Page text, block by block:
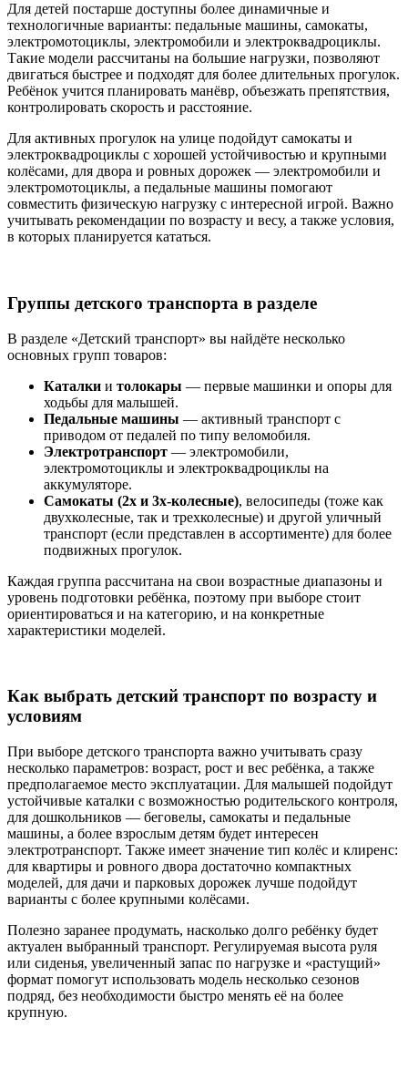
Для детей постарше доступны более динамичные и
технологичные варианты: педальные машины, самокаты,
электромотоциклы, электромобили и электроквадроциклы.
Такие модели рассчитаны на большие нагрузки, позволяют
двигаться быстрее и подходят для более длительных прогулок.
Ребёнок учится планировать манёвр, объезжать препятствия,
контролировать скорость и расстояние.
Для активных прогулок на улице подойдут самокаты и
электроквадроциклы с хорошей устойчивостью и крупными
колёсами, для двора и ровных дорожек — электромобили и
электромотоциклы, а педальные машины помогают
совместить физическую нагрузку с интересной игрой. Важно
учитывать рекомендации по возрасту и весу, а также условия,
в которых планируется кататься.
Группы детского транспорта в разделе
В разделе «Детский транспорт» вы найдёте несколько
основных групп товаров:
Каталки и толокары — первые машинки и опоры для
ходьбы для малышей.
Педальные машины — активный транспорт с
приводом от педалей по типу веломобиля.
Электротранспорт — электромобили,
электромотоциклы и электроквадроциклы на
аккумуляторе.
Самокаты (2х и 3х-колесные), велосипеды (тоже как
двухколесные, так и трехколесные) и другой уличный
транспорт (если представлен в ассортименте) для более
подвижных прогулок.
Каждая группа рассчитана на свои возрастные диапазоны и
уровень подготовки ребёнка, поэтому при выборе стоит
ориентироваться и на категорию, и на конкретные
характеристики моделей.
Как выбрать детский транспорт по возрасту и
условиям
При выборе детского транспорта важно учитывать сразу
несколько параметров: возраст, рост и вес ребёнка, а также
предполагаемое место эксплуатации. Для малышей подойдут
устойчивые каталки с возможностью родительского контроля,
для дошкольников — беговелы, самокаты и педальные
машины, а более взрослым детям будет интересен
электротранспорт. Также имеет значение тип колёс и клиренс:
для квартиры и ровного двора достаточно компактных
моделей, для дачи и парковых дорожек лучше подойдут
варианты с более крупными колёсами.
Полезно заранее продумать, насколько долго ребёнку будет
актуален выбранный транспорт. Регулируемая высота руля
или сиденья, увеличенный запас по нагрузке и «растущий»
формат помогут использовать модель несколько сезонов
подряд, без необходимости быстро менять её на более
крупную.